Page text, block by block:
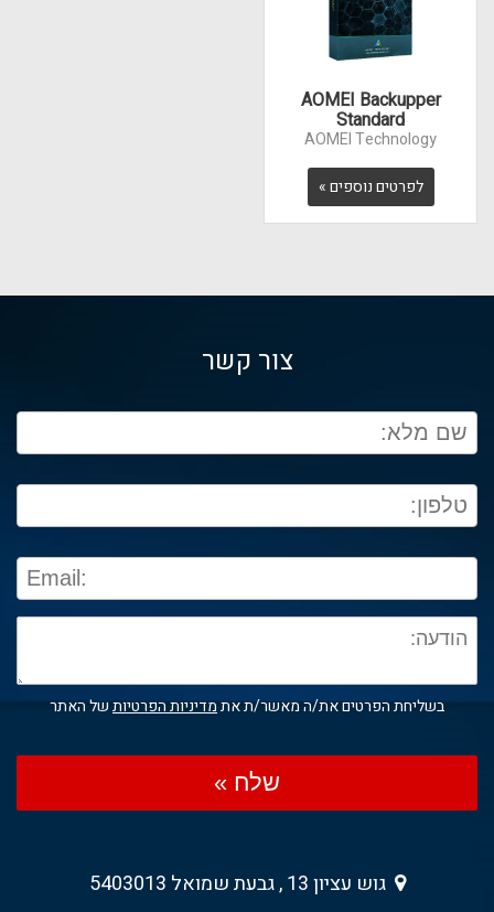
AOMEI Backupper
Standard
AOMEI Technology
לפרטים נוספים »
צור קשר
בשליחת הפרטים את/ה מאשר/ת אתמדיניות הפרטיותשל האתר
שלח »
גוש עציון 13 , גבעת שמואל 5403013